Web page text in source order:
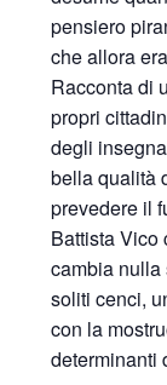
pensiero
che allora
Racconta di
propri
degli
bella qualità
prevedere il
Battista Vico
cambia nulla
soliti cenci,
con la
determinanti